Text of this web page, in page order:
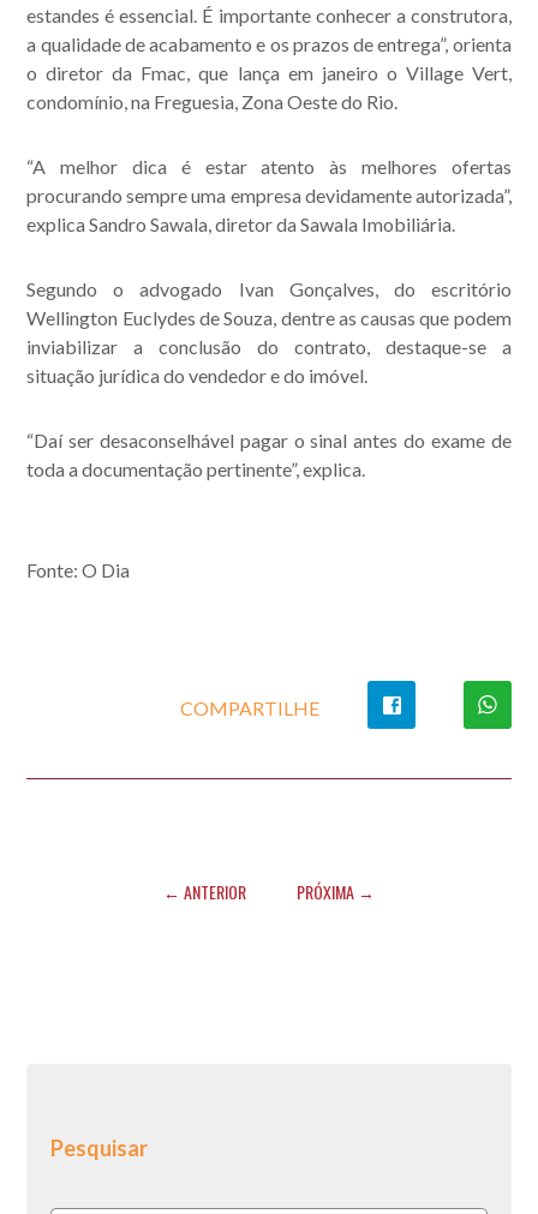
estandes é essencial. É importante conhecer a construtora,
a qualidade de acabamento e os prazos de entrega”, orienta
o diretor da Fmac, que lança em janeiro o Village Vert,
condomínio, na Freguesia, Zona Oeste do Rio.
“A melhor dica é estar atento às melhores ofertas
procurando sempre uma empresa devidamente autorizada”,
explica Sandro Sawala, diretor da Sawala Imobiliária.
Segundo o advogado Ivan Gonçalves, do escritório
Wellington Euclydes de Souza, dentre as causas que podem
inviabilizar a conclusão do contrato, destaque-se a
situação jurídica do vendedor e do imóvel.
“Daí ser desaconselhável pagar o sinal antes do exame de
toda a documentação pertinente”, explica.
Fonte: O Dia
COMPARTILHE
← ANTERIOR PRÓXIMA →
Pesquisar